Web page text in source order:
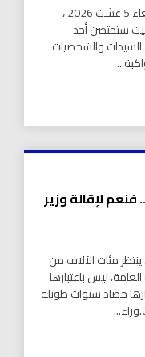
كتب / شادياحمد ستتجه الأنظار يوم الأربعاء 5 غشت 2026 ،
ستحتضن أحد
والشخصيات
لإقالة وزير
مئات الآلاف من
العامة، ليس باعتبارها
حصاد سنوات طويلة